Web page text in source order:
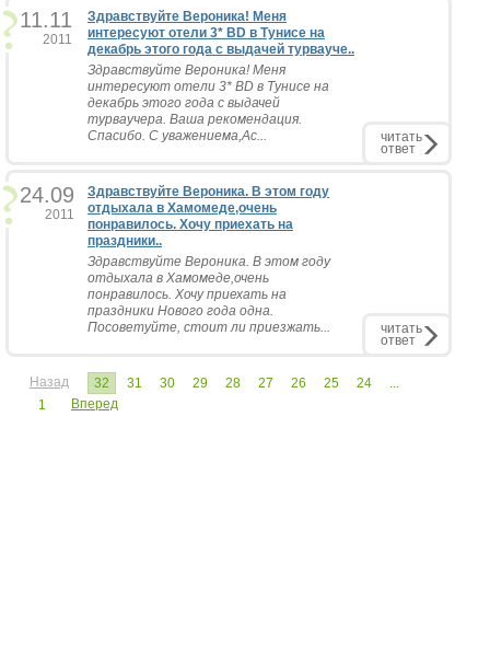
11.11
2011
Здравствуйте Вероника! Меня
интересуют отели 3* BD в Тунисе на
декабрь этого года с выдачей турвауче..
Здравствуйте Вероника! Меня
интересуют отели 3* BD в Тунисе на
декабрь этого года с выдачей
турваучера. Ваша рекомендация.
Спасибо. С уважениема,Ас...
читать
ответ
24.09
2011
Здравствуйте Вероника. В этом году
отдыхала в Хамомеде,очень
понравилось. Хочу приехать на
праздники..
Здравствуйте Вероника. В этом году
отдыхала в Хамомеде,очень
понравилось. Хочу приехать на
праздники Нового года одна.
Посоветуйте, стоит ли приезжать...
читать
ответ
Назад 32 31 30 29 28 27 26 25 24
...
1
Вперед